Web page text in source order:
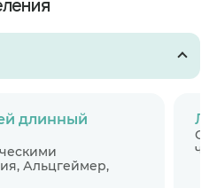
длинный
Альцгеймер,